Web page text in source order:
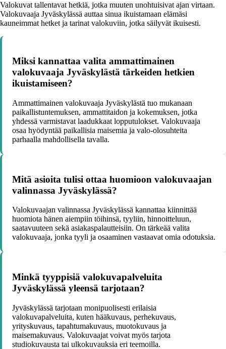
Valokuvat tallentavat hetkiä, jotka muuten unohtuisivat ajan virtaan.
Valokuvaaja Jyväskylässä auttaa sinua ikuistamaan elämäsi
kauneimmat hetket ja tarinat valokuviin, jotka säilyvät ikuisesti.
Miksi kannattaa valita ammattimainen
valokuvaaja Jyväskylästä tärkeiden hetkien
ikuistamiseen?
Ammattimainen valokuvaaja Jyväskylästä tuo mukanaan
paikallistuntemuksen, ammattitaidon ja kokemuksen, jotka
yhdessä varmistavat laadukkaat lopputulokset. Valokuvaaja
osaa hyödyntää paikallisia maisemia ja valo-olosuhteita
parhaalla mahdollisella tavalla.
Mitä asioita tulisi ottaa huomioon valokuvaajan
valinnassa Jyväskylässä?
Valokuvaajan valinnassa Jyväskylässä kannattaa kiinnittää
huomiota hänen aiempiin töihinsä, tyyliin, hinnoitteluun,
saatavuuteen sekä asiakaspalautteisiin. On tärkeää valita
valokuvaaja, jonka tyyli ja osaaminen vastaavat omia odotuksia.
Minkä tyyppisiä valokuvapalveluita
Jyväskylässä yleensä tarjotaan?
Jyväskylässä tarjotaan monipuolisesti erilaisia
valokuvapalveluita, kuten hääkuvaus, perhekuvaus,
yrityskuvaus, tapahtumakuvaus, muotokuvaus ja
maisemakuvaus. Valokuvaajat voivat myös tarjota
studiokuvausta tai ulkokuvauksia eri teemoilla.